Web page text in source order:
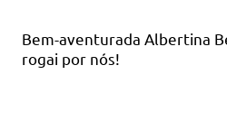
Bem-aventurada Albertina
rogai por nós!